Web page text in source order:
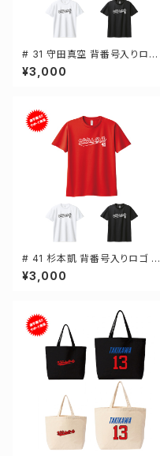
# 31 守田真空 背番号入りロゴ
ドライTシャツ 半袖 選手還元 3
カラー S-5Lサイズ 000300
¥3,000
# 41 杉本凱 背番号入りロゴ ド
ライTシャツ 半袖 選手還元 3カ
ラー S-5Lサイズ 000300
¥3,000